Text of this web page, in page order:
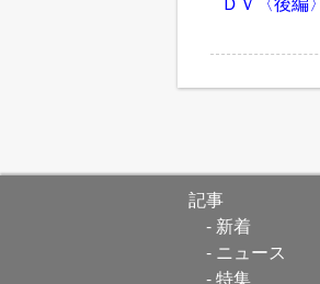
記事
新着
ニュース
特集